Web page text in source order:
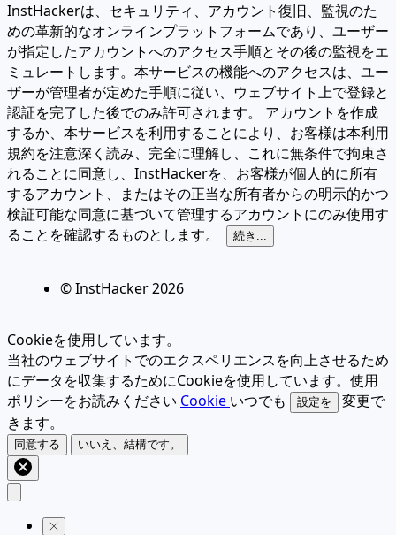
InstHackerは、セキュリティ、アカウント復旧、監視のた
めの革新的なオンラインプラットフォームであり、ユーザー
が指定したアカウントへのアクセス手順とその後の監視をエ
ミュレートします。本サービスの機能へのアクセスは、ユー
ザーが管理者が定めた手順に従い、ウェブサイト上で登録と
認証を完了した後でのみ許可されます。 アカウントを作成
するか、本サービスを利用することにより、お客様は本利用
規約を注意深く読み、完全に理解し、これに無条件で拘束さ
れることに同意し、InstHackerを、お客様が個人的に所有
するアカウント、またはその正当な所有者からの明示的かつ
検証可能な同意に基づいて管理するアカウントにのみ使用す
ることを確認するものとします。
続き...
© InstHacker2026
Cookieを使用しています。
当社のウェブサイトでのエクスペリエンスを向上させるため
にデータを収集するためにCookieを使用しています。使用
ポリシーをお読みください Cookie いつでも 設定を
変更で
きます。
同意する いいえ、結構です。